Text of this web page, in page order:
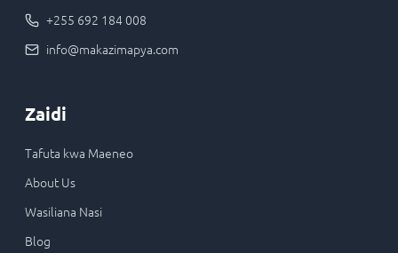
+255 692 184 008
info@makazimapya.com
Zaidi
Tafuta kwa Maeneo
About Us
Wasiliana Nasi
Blog